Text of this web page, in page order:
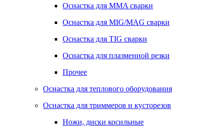
Оснастка для MMA сварки
Оснастка для MIG/MAG сварки
Оснастка для TIG сварки
Оснастка для плазменной резки
Прочее
Оснастка для теплового оборудования
Оснастка для триммеров и кусторезов
Ножи, диски косильные